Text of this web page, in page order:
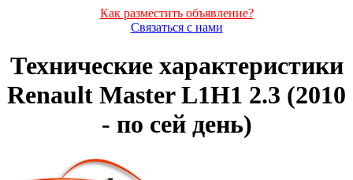
Как разместить объявление?
Связаться с нами
Технические характеристики
Renault Master L1H1 2.3 (2010
- по сей день)